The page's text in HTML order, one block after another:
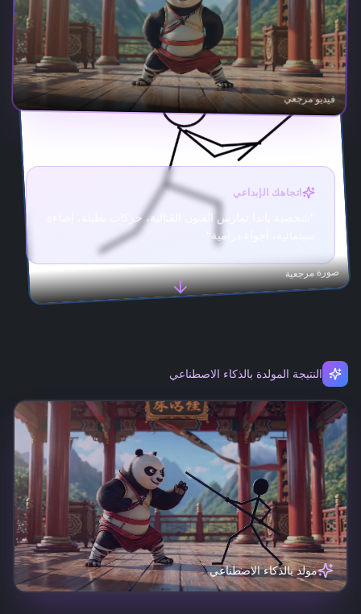
صورة مرجعية
فيديو مرجعي
اتجاهك الإبداعي
شخصية باندا تمارس الفنون القتالية، حركات بطيئة، إضاءة
سينمائية، أجواء درامية
النتيجة المولدة بالذكاء الاصطناعي
مولد بالذكاء الاصطناعي